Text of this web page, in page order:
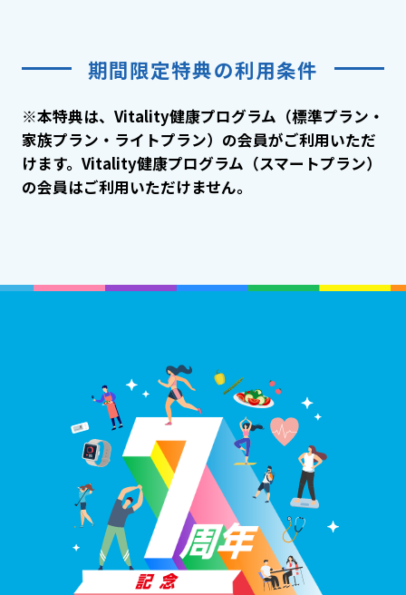
期間限定特典の利用条件
※本特典は、Vitality健康プログラム（標準プラン・
家族プラン・ライトプラン）の会員がご利用いただ
けます。Vitality健康プログラム（スマートプラン）
の会員はご利用いただけません。